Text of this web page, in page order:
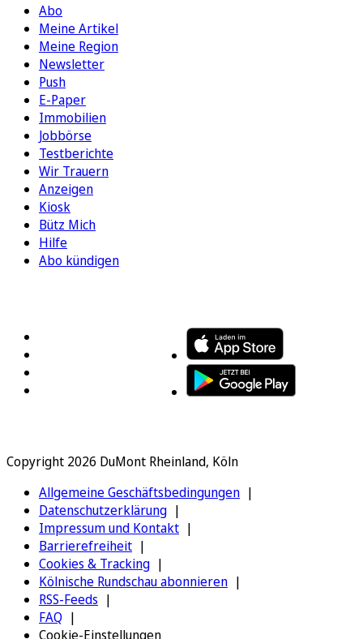
Abo
Meine Artikel
Meine Region
Newsletter
Push
E-Paper
Immobilien
Jobbörse
Testberichte
Wir Trauern
Anzeigen
Kiosk
Bütz Mich
Hilfe
Abo kündigen
Copyright 2026 DuMont Rheinland, Köln
Allgemeine Geschäftsbedingungen
Datenschutzerklärung
Impressum und Kontakt
Barrierefreiheit
Cookies & Tracking
Kölnische Rundschau abonnieren
RSS-Feeds
FAQ
Cookie-Einstellungen